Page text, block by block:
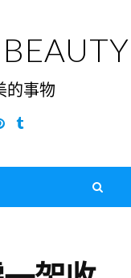
的事物
Pinterest
Tumblr